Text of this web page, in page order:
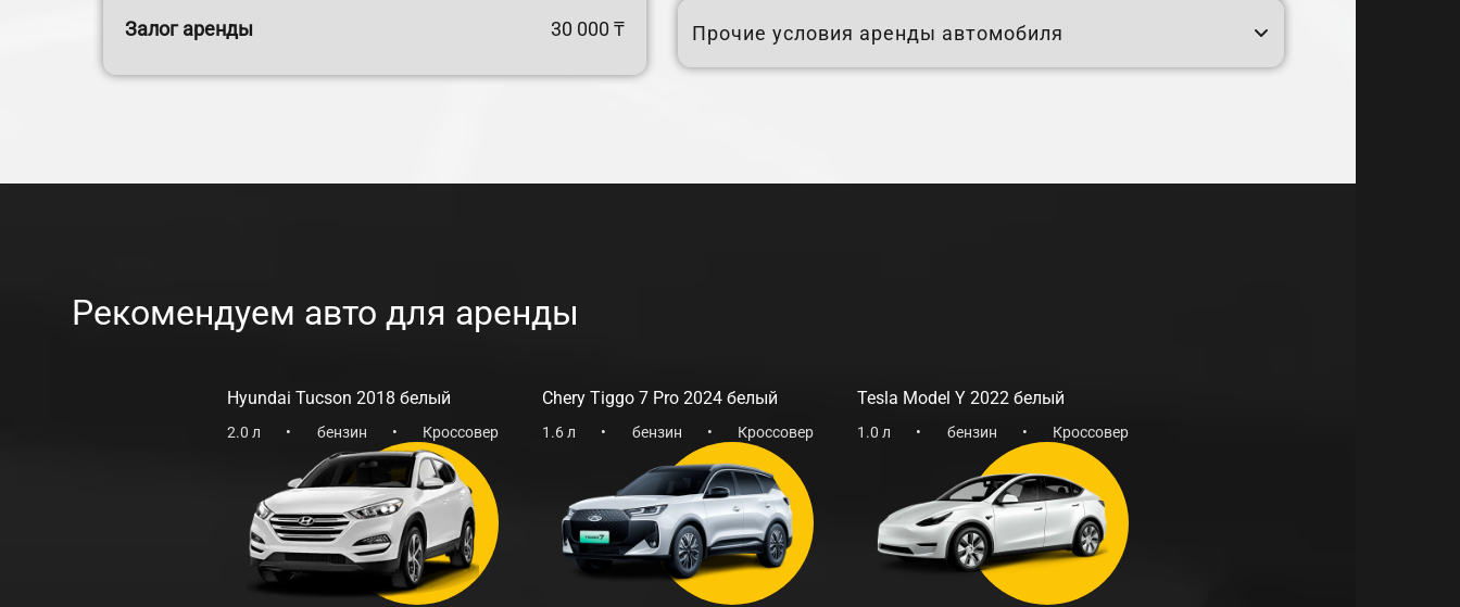
седан, идеально подходящий для любых поездок. Забронируйте его сегодня и
наслаждайтесь комфортом и безопасностью на каждом километре пути!
Залог аренды 30 000 ₸ Прочие условия аренды автомобиля
Рекомендуем авто для аренды
Hyundai Tucson 2018 белый
2.0 л • бензин • Кроссовер
Chery Tiggo 7 Pro 2024 белый
1.6 л • бензин • Кроссовер
Tesla Model Y 2022 белый
1.0 л • бензин • Кроссовер